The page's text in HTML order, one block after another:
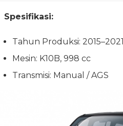
Spesifikasi:
Tahun Produksi: 2015–2021
Mesin: K10B, 998 cc
Transmisi: Manual / AGS